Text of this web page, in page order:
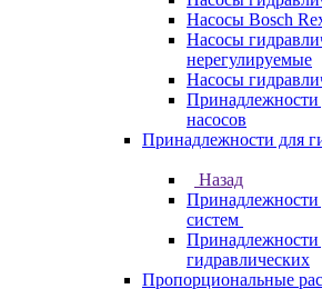
Насосы Bosch
Насосы
нерегулируемые
Насосы
Принадлежности
насосов
Принадлежности для
Назад
Принадлежности
систем
Принадлежности
гидравлических
Пропорциональные